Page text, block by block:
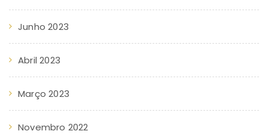
Junho 2023
Abril 2023
Março 2023
Novembro 2022